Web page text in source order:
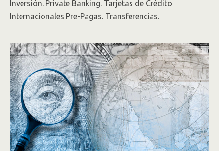
Inversión. Private Banking. Tarjetas de Crédito
Internacionales Pre-Pagas. Transferencias.